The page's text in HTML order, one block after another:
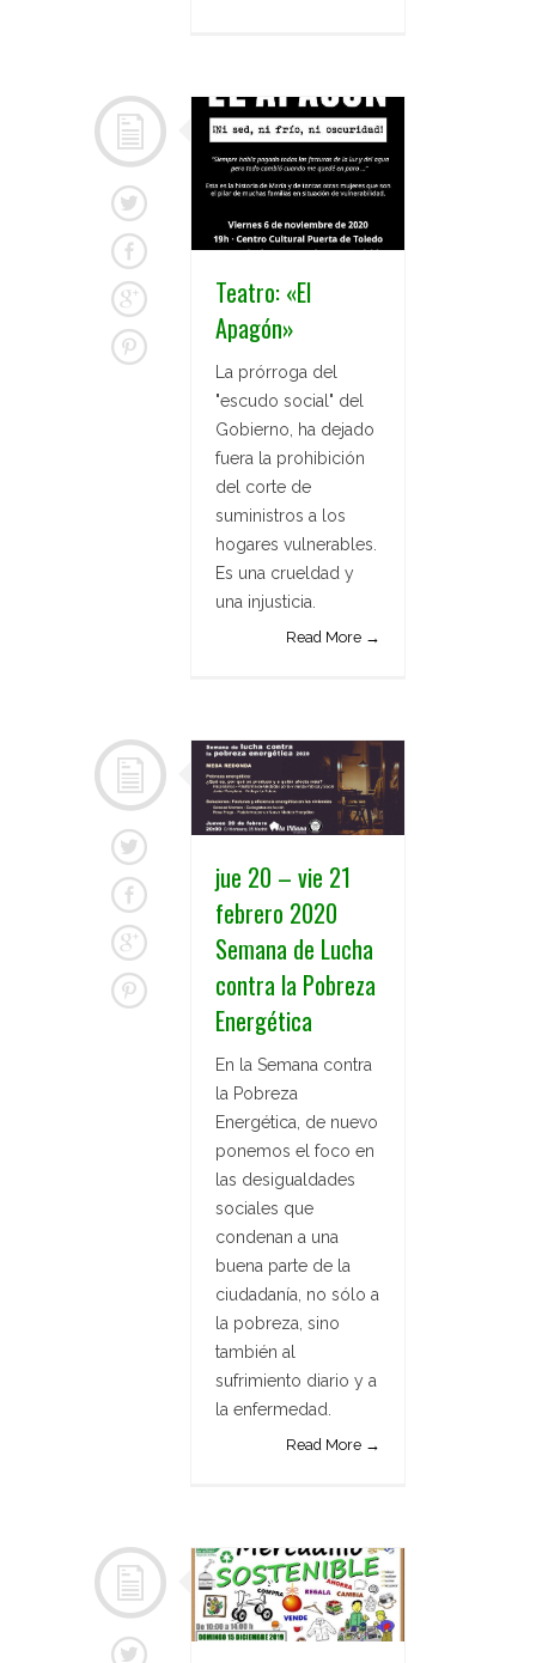
Teatro: «El
Apagón»
La prórroga del
"escudo social" del
Gobierno, ha dejado
fuera la prohibición
del corte de
suministros a los
hogares vulnerables.
Es una crueldad y
una injusticia.
Read More →
jue 20 – vie 21
febrero 2020
Semana de Lucha
contra la Pobreza
Energética
En la Semana contra
la Pobreza
Energética, de nuevo
ponemos el foco en
las desigualdades
sociales que
condenan a una
buena parte de la
ciudadanía, no sólo a
la pobreza, sino
también al
sufrimiento diario y a
la enfermedad.
Read More →